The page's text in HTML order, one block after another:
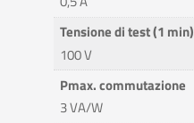
Tensione di test (1 min)
100 V
Pmax. commutazione
3 VA/W